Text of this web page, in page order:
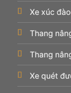
Xe xúc đào
Thang
Thang
Xe quét